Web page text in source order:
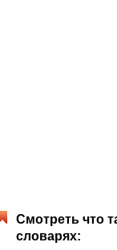
Смотреть что
словарях: